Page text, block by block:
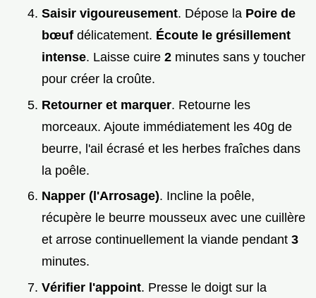
Saisir vigoureusement. Dépose la Poire de
bœuf délicatement. Écoute le grésillement
intense. Laisse cuire 2 minutes sans y toucher
pour créer la croûte.
Retourner et marquer. Retourne les
morceaux. Ajoute immédiatement les 40g de
beurre, l'ail écrasé et les herbes fraîches dans
la poêle.
Napper (l'Arrosage). Incline la poêle,
récupère le beurre mousseux avec une cuillère
et arrose continuellement la viande pendant 3
minutes.
Vérifier l'appoint. Presse le doigt sur la